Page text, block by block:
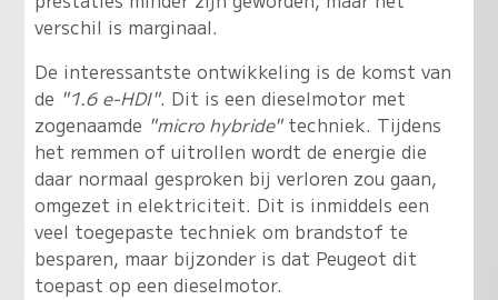
verschil is marginaal.
De interessantste ontwikkeling is de komst van
de "1.6 e-HDI". Dit is een dieselmotor met
zogenaamde "micro hybride"techniek. Tijdens
het remmen of uitrollen wordt de energie die
daar normaal gesproken bij verloren zou gaan,
omgezet in elektriciteit. Dit is inmiddels een
veel toegepaste techniek om brandstof te
besparen, maar bijzonder is dat Peugeot dit
toepast op een dieselmotor.